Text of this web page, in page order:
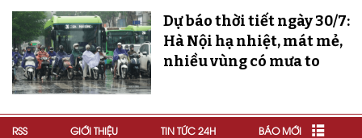
Dự báo thời tiết ngày 30/7:
Hà Nội hạ nhiệt, mát mẻ,
nhiều vùng có mưa to
RSS GIỚI THIỆU TIN TỨC 24H BÁO MỚI